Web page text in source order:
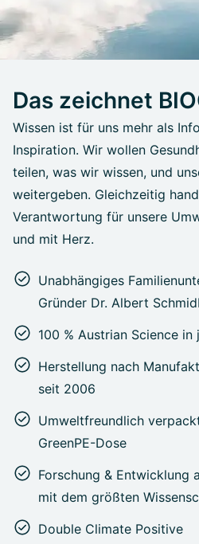
Das zeichnet
Wissen ist für uns mehr als
Inspiration. Wir wollen
teilen, was wir wissen, und
weitergeben. Gleichzeitig
Verantwortung für unsere
und mit Herz.
Unabhängiges
Gründer Dr. Albert
100 % Austrian Science in
Herstellung nach
seit 2006
Umweltfreundlich
GreenPE-Dose
Forschung & Entwicklung
mit dem größten
Double Climate Positive